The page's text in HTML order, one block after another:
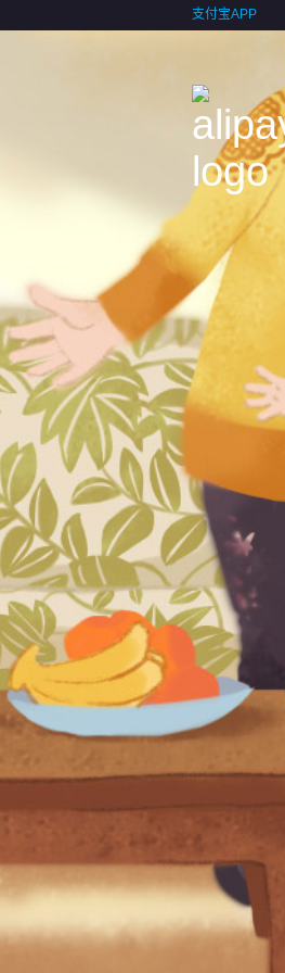
支付宝APP